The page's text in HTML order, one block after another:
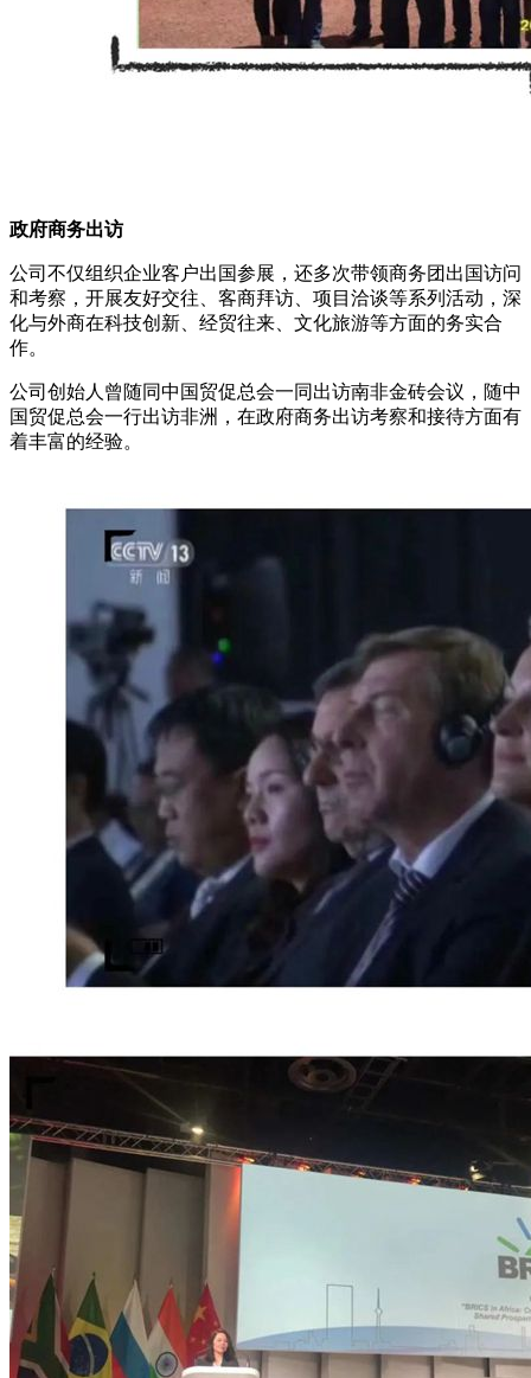
政府商务出访
公司不仅组织企业客户出国参展，还多次带领商务团出国访问
和考察，开展友好交往、客商拜访、项目洽谈等系列活动，深
化与外商在科技创新、经贸往来、文化旅游等方面的务实合
作。
公司创始人曾随同中国贸促总会一同出访南非金砖会议，随中
国贸促总会一行出访非洲，在政府商务出访考察和接待方面有
着丰富的经验。